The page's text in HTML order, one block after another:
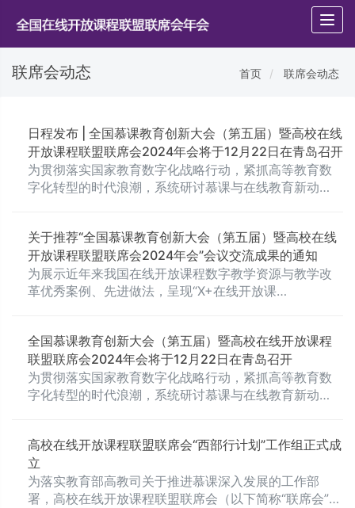
联席会动态 首页 联席会动态
日程发布 | 全国慕课教育创新大会（第五届）暨高校在线
开放课程联盟联席会2024年会将于12月22日在青岛召开
为贯彻落实国家教育数字化战略行动，紧抓高等教育数
字化转型的时代浪潮，系统研讨慕课与在线教育新动
程联盟联席会（以下简称“联席会”）在教育部高等教育司
和教育部高等学校教学信息化与教学方法创新指导委员
会（以下简称“教指委”）的指导下，定于2024年12月22
日（周日）在青岛召开“全国慕课教育创新大会（第五
关于推荐“全国慕课教育创新大会（第五届）暨高校在线
开放课程联盟联席会2024年会”会议交流成果的通知
为展示近年来我国在线开放课程数字教学资源与教学改
革优秀案例、先进做法，呈现“X+在线开放课
高校教师开展数字化、智慧化教育教学改革，积极推动
多模态智慧教学实践，拓展高校教学与人才培养新途
径，高校在线开放课程联盟联席会(简称“联席会”)决定启
动“全国慕课教育创新大会（第五届）暨高校在线开放课
全国慕课教育创新大会（第五届）暨高校在线开放课程
联盟联席会2024年会将于12月22日在青岛召开
为贯彻落实国家教育数字化战略行动，紧抓高等教育数
字化转型的时代浪潮，系统研讨慕课与在线教育新动
程联盟联席会（以下简称“联席会”）在教育部高等教育司
和教育部高等学校教学信息化与教学方法创新指导委员
会（以下简称“教指委”）的指导下，定于2024年12月22
日（周日）在青岛召开“全国慕课教育创新大会（第五
高校在线开放课程联盟联席会“西部行计划”工作组正式成
立
为落实教育部高教司关于推进慕课深入发展的工作部
署，高校在线开放课程联盟联席会（以下简称“联席会”）